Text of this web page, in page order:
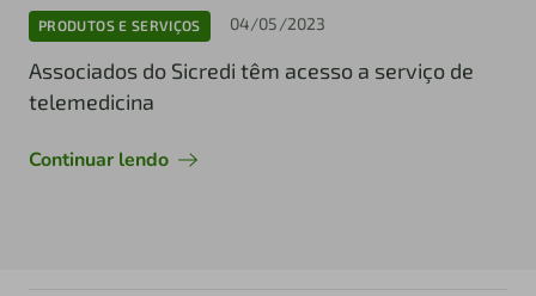
PRODUTOS E SERVIÇOS 04/05/2023
Associados do Sicredi têm acesso a serviço de
telemedicina
Continuar lendo